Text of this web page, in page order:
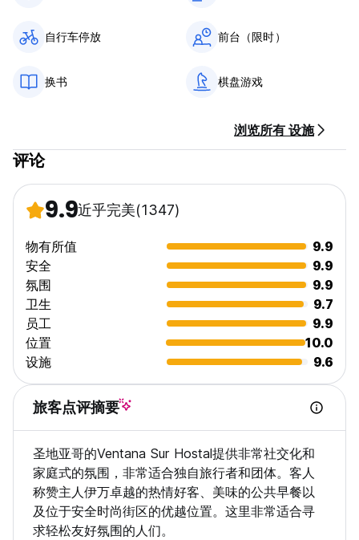
original language)
自行车停放 前台（限时）
换书 棋盘游戏
浏览所有 设施
评论
9.9近乎完美(1347)
物有所值
9.9
安全
9.9
氛围
9.9
卫生
9.7
员工
9.9
位置
10.0
设施
9.6
旅客点评摘要
圣地亚哥的Ventana Sur Hostal提供非常社交化和
家庭式的氛围，非常适合独自旅行者和团体。客人
称赞主人伊万卓越的热情好客、美味的公共早餐以
及位于安全时尚街区的优越位置。这里非常适合寻
求轻松友好氛围的人们。